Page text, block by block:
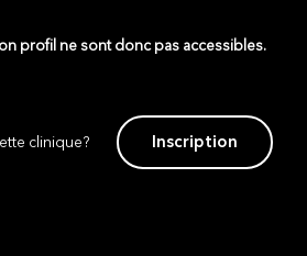
profil ne sont donc pas accessibles.
clinique? Inscription